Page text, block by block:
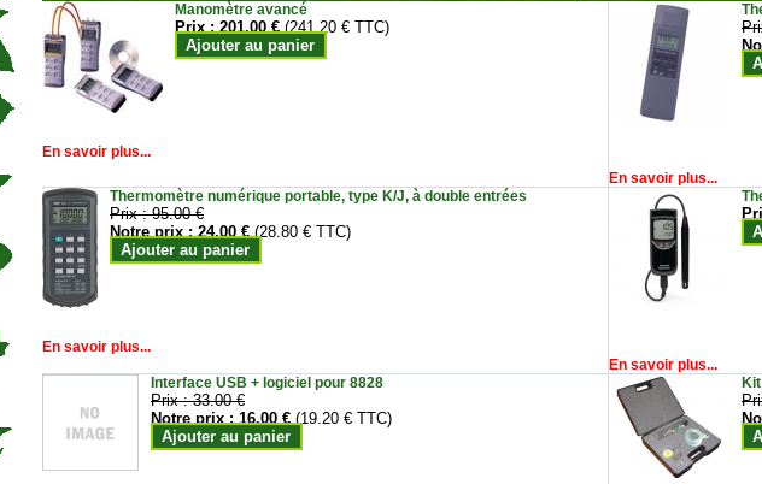
Manomètre avancé
Prix :201.00 € (241.20 € TTC)
Ajouter au panier
En savoir plus...
En savoir plus...
Thermomètre numérique portable, type K/J, à double entrées
Prix :95.00 €
Notre prix :24.00 € (28.80 € TTC)
Ajouter au panier
En savoir plus...
En savoir plus...
Interface USB + logiciel pour 8828
Prix :33.00 €
Notre prix :16.00 € (19.20 € TTC)
Ajouter au panier